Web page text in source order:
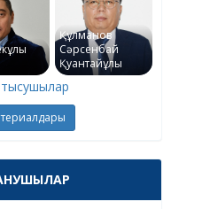
Құлманов
Сәрсенбай
Қуантайұлы